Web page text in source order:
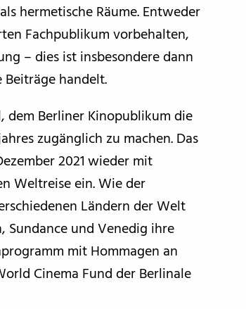
hermetische Räume. Entweder
Fachpublikum vorbehalten,
– dies ist insbesondere dann
handelt.
dem Berliner Kinopublikum die
zugänglich zu machen. Das
2021 wieder mit
Weltreise ein. Wie der
Ländern der Welt
Sundance und Venedig ihre
mit Hommagen an
Cinema Fund der Berlinale